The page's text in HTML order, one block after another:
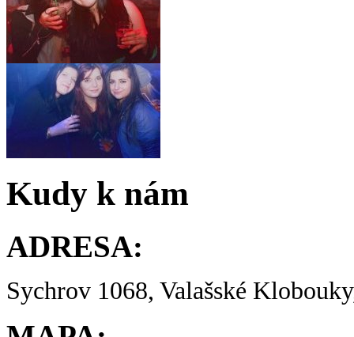
Kudy k nám
ADRESA:
Sychrov 1068, Valašské